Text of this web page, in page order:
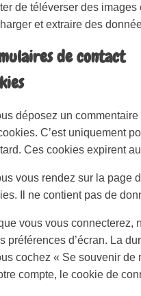
de téléverser des
et extraire des
de contact
déposez un
C’est uniquement
Ces cookies expirent
vous rendez sur la page
Il ne contient pas de
vous vous connecterez,
préférences d’écran. La
cochez « Se souvenir de
compte, le cookie de